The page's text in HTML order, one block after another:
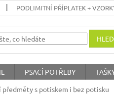
PODLIMITNÍ PŘÍPLATEK +
PSACÍ POTŘEBY
předměty s potiskem i bez potisku